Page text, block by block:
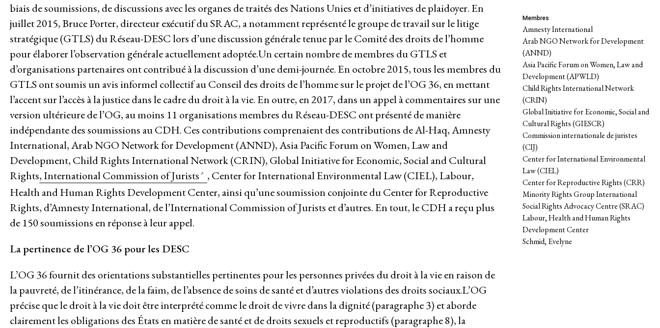
Emplois
Donateurs
Contact
MEMBRES
GROUPES DE TRAVAIL
Responsabilité des entreprises
Femmes et DESC
Litiges stratégique
Politique économique
Mouvements sociaux
Hub de recherche communautaire
Environnement et DESC
Système de solidarité
RESSOURCES
biais de soumissions, de discussions avec les organes de traités des Nations Unies et d’initiatives de plaidoyer. En
juillet 2015, Bruce Porter, directeur exécutif du SRAC, a notamment représenté le groupe de travail sur le litige
stratégique (GTLS) du Réseau-DESC lors d’une discussion générale tenue par le Comité des droits de l’homme
pour élaborer l’observation générale actuellement adoptée.Un certain nombre de membres du GTLS et
d’organisations partenaires ont contribué à la discussion d’une demi-journée. En octobre 2015, tous les membres du
GTLS ont soumis un avis informel collectif au Conseil des droits de l’homme sur le projet de l’OG 36, en mettant
l’accent sur l’accès à la justice dans le cadre du droit à la vie. En outre, en 2017, dans un appel à commentaires sur une
version ultérieure de l’OG, au moins 11 organisations membres du Réseau-DESC ont présenté de manière
indépendante des soumissions au CDH. Ces contributions comprenaient des contributions deAl-Haq,Amnesty
International,Arab NGO Network for Development (ANND),Asia Pacific Forum on Women, Law and
Development, Child Rights International Network (CRIN), Global Initiative for Economic, Social and Cultural
Rights, International Commission of Jurists , Center for International Environmental Law (CIEL), Labour,
Health and Human Rights Development Center, ainsi qu’une soumission conjointe duCenter for Reproductive
Rights, d’Amnesty International, de l’International Commission of Jurists et d’autres. En tout, le CDH a reçu plus
de 150 soumissions en réponse à leur appel.
La pertinence de l’OG 36 pour les DESC
L’OG 36 fournit des orientations substantielles pertinentes pour les personnes privées du droit à la vie en raison de
la pauvreté, de l’itinérance, de la faim, de l’absence de soins de santé et d’autres violations des droits sociaux.L’OG
précise que le droit à la vie doit être interprété comme le droit de vivre dans la dignité (paragraphe 3) et aborde
clairement les obligations des États en matière de santé et de droits sexuels et reproductifs (paragraphe 8), la
Membres
Amnesty International
Arab NGO Network for Development
(ANND)
Asia Pacific Forum on Women, Law and
Development (APWLD)
Child Rights International Network
(CRIN)
Global Initiative for Economic, Social and
Cultural Rights (GIESCR)
Commission internationale de juristes
(CIJ)
Center for International Environmental
Law (CIEL)
Center for Reproductive Rights (CRR)
Minority Rights Group International
Social Rights Advocacy Centre (SRAC)
Labour, Health and Human Rights
Development Center
Schmid, Evelyne